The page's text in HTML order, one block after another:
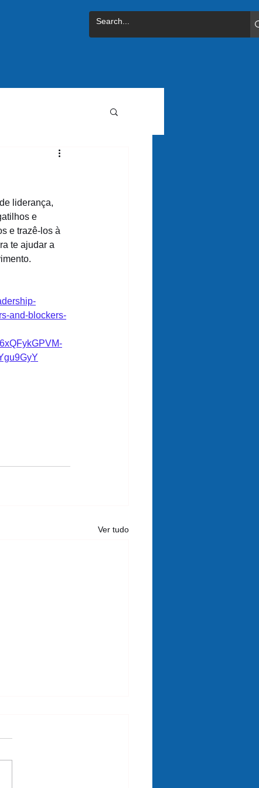
liderança,
e
e trazê-los à
te ajudar a
and-blockers-
Ver tudo